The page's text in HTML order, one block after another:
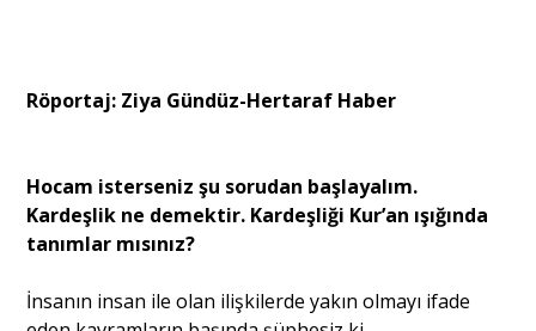
Yazarlar
Röportaj: Ziya Gündüz-Hertaraf Haber
Hocam isterseniz şu sorudan başlayalım.
Kardeşlik ne demektir. Kardeşliği Kur’an ışığında
tanımlar mısınız?
İnsanın insan ile olan ilişkilerde yakın olmayı ifade